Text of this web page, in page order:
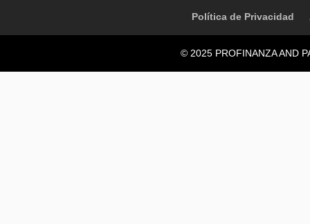
Política de Privacidad
© 2025 PROFINANZA AND